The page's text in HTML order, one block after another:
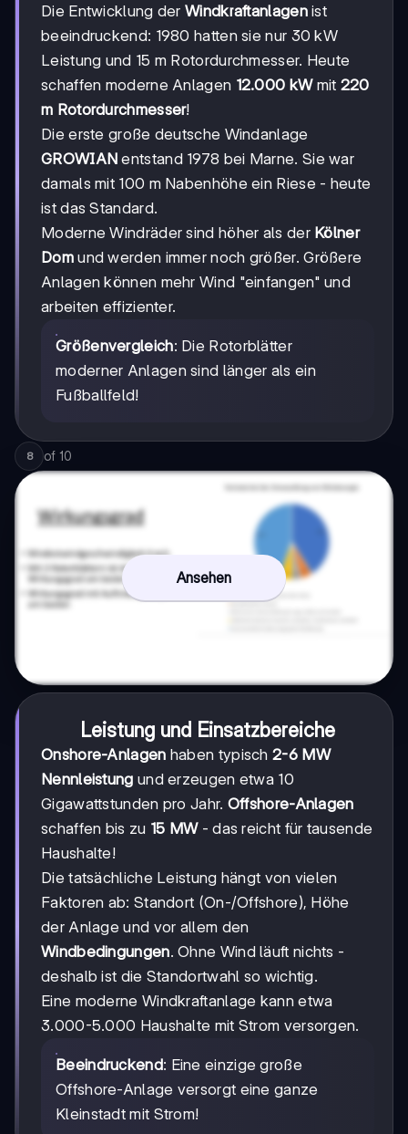
Die Entwicklung der Windkraftanlagenist
beeindruckend: 1980 hatten sie nur 30 kW
Leistung und 15 m Rotordurchmesser. Heute
schaffen moderne Anlagen 12.000 kWmit 220
m Rotordurchmesser!
Die erste große deutsche Windanlage
GROWIAN entstand 1978 bei Marne. Sie war
damals mit 100 m Nabenhöhe ein Riese - heute
ist das Standard.
Moderne Windräder sind höher als der Kölner
Domund werden immer noch größer. Größere
Anlagen können mehr Wind "einfangen" und
arbeiten effizienter.
Größenvergleich: Die Rotorblätter
moderner Anlagen sind länger als ein
Fußballfeld!
8 of 10
Ansehen
Leistung und Einsatzbereiche
Onshore-Anlagen haben typisch 2-6 MW
Nennleistung und erzeugen etwa 10
Gigawattstunden pro Jahr. Offshore-Anlagen
schaffen bis zu 15 MW- das reicht für tausende
Haushalte!
Die tatsächliche Leistung hängt von vielen
Faktoren ab: Standort (On-/Offshore), Höhe
der Anlage und vor allem den
Windbedingungen. Ohne Wind läuft nichts -
deshalb ist die Standortwahl so wichtig.
Eine moderne Windkraftanlage kann etwa
3.000-5.000 Haushalte mit Strom versorgen.
Beeindruckend: Eine einzige große
Offshore-Anlage versorgt eine ganze
Kleinstadt mit Strom!